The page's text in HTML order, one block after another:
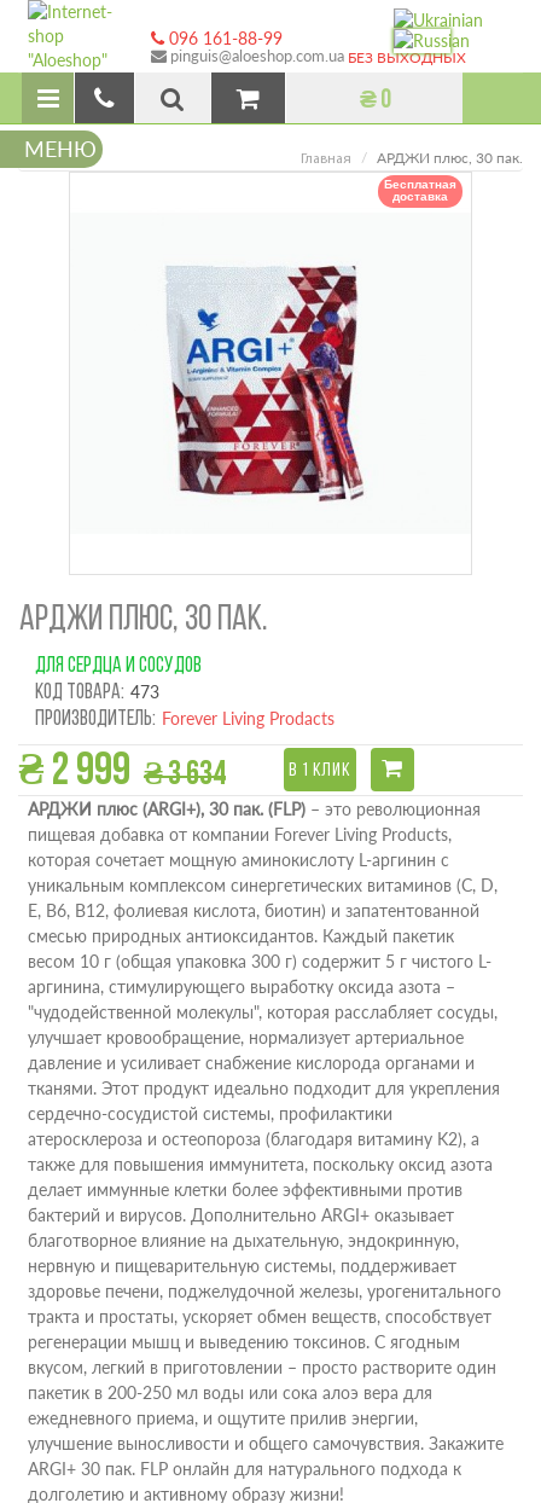
096 161-88-99
pinguis@aloeshop.com.ua БЕЗ ВЫХОДНЫХ
₴ 0
МЕНЮ Главная АРДЖИ плюс, 30 пак.
Бесплатная
доставка
АРДЖИ ПЛЮС, 30 ПАК.
ДЛЯ СЕРДЦА И СОСУДОВ
Код товара: 473
Производитель: Forever Living Prodacts
₴ 2 999 ₴ 3 634 В 1 КЛИК
АРДЖИ плюс (ARGI+), 30 пак. (FLP) – это революционная
пищевая добавка от компании Forever Living Products,
которая сочетает мощную аминокислоту L-аргинин с
уникальным комплексом синергетических витаминов (C, D,
E, B6, B12, фолиевая кислота, биотин) и запатентованной
смесью природных антиоксидантов. Каждый пакетик
весом 10 г (общая упаковка 300 г) содержит 5 г чистого L-
аргинина, стимулирующего выработку оксида азота –
"чудодейственной молекулы", которая расслабляет сосуды,
улучшает кровообращение, нормализует артериальное
давление и усиливает снабжение кислорода органами и
тканями. Этот продукт идеально подходит для укрепления
сердечно-сосудистой системы, профилактики
атеросклероза и остеопороза (благодаря витамину K2), а
также для повышения иммунитета, поскольку оксид азота
делает иммунные клетки более эффективными против
бактерий и вирусов. Дополнительно ARGI+ оказывает
благотворное влияние на дыхательную, эндокринную,
нервную и пищеварительную системы, поддерживает
здоровье печени, поджелудочной железы, урогенитального
тракта и простаты, ускоряет обмен веществ, способствует
регенерации мышц и выведению токсинов. С ягодным
вкусом, легкий в приготовлении – просто растворите один
пакетик в 200-250 мл воды или сока алоэ вера для
ежедневного приема, и ощутите прилив энергии,
улучшение выносливости и общего самочувствия. Закажите
ARGI+ 30 пак. FLP онлайн для натурального подхода к
долголетию и активному образу жизни!